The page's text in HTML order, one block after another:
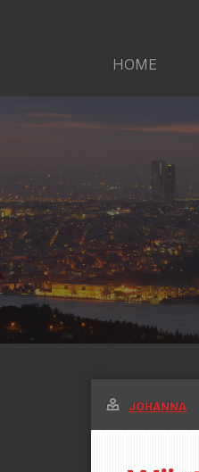
HOME
JOHANNA